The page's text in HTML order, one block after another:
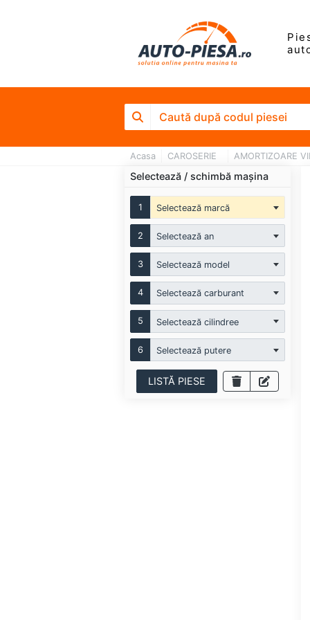
Acasa CAROSERIE AMORTIZOARE
Selectează / schimbă mașina
1 Selectează marcă
2 Selectează an
3 Selectează model
4 Selectează carburant
5 Selectează cilindree
6 Selectează putere
LISTĂ PIESE